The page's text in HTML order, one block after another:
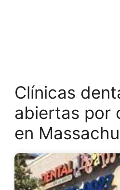
Clínicas
abiertas por
en